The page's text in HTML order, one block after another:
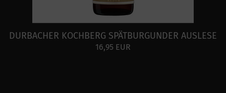
DURBACHER KOCHBERG SPÄTBURGUNDER AUSLESE
16,95 EUR